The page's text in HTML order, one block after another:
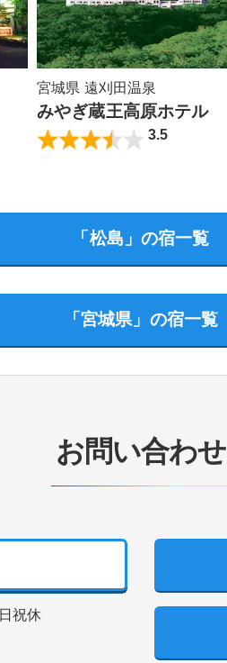
宮城県 遠刈田温泉
みやぎ蔵王高原ホテル
3.5
「松島」の宿一覧
「宮城県」の宿一覧
お問い合わせ
日祝休